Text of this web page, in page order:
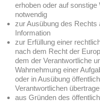
erhoben oder auf
notwendig
zur Ausübung des Rechts
Information
zur Erfüllung einer
nach dem Recht der
dem der Verantwortliche
Wahrnehmung einer
oder in Ausübung
Verantwortlichen
aus Gründen des